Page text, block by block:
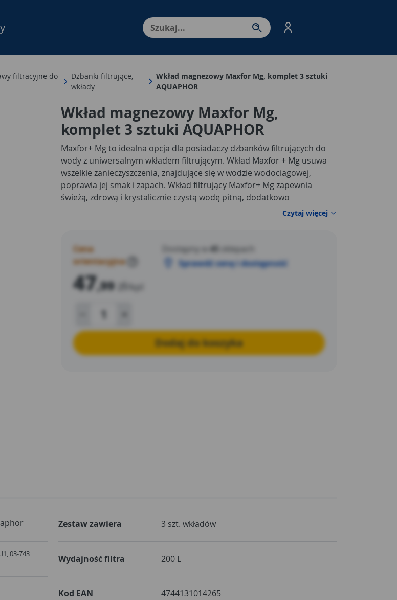
Menu Produktów, nawigacja: Enter - przejdź do strony produktów. Spacja – otwórz/
filtracyjne do
Dzbanki filtrujące,
wkłady
Wkład magnezowy Maxfor Mg, komplet 3 sztuki
AQUAPHOR
Wkład magnezowy Maxfor Mg,
komplet 3 sztuki AQUAPHOR
Maxfor+ Mg to idealna opcja dla posiadaczy dzbanków filtrujących do
wody z uniwersalnym wkładem filtrującym. Wkład Maxfor + Mg usuwa
wszelkie zanieczyszczenia, znajdujące się w wodzie wodociagowej,
poprawia jej smak i zapach. Wkład filtrujący Maxfor+ Mg zapewnia
świeżą, zdrową i krystalicznie czystą wodę pitną, dodatkowo
Wkład Maxfor+ Mg pasuje do dzbankówCzytaj więcej
Cena
orientacyjna
47,99 zł /kpl
Dostępny w 45
sklepach
Sprawdź cenę i dostępność
Dodaj do koszyka
03-743
Zestaw zawiera 3 szt. wkładów
Wydajność filtra 200 L
Kod EAN 4744131014265